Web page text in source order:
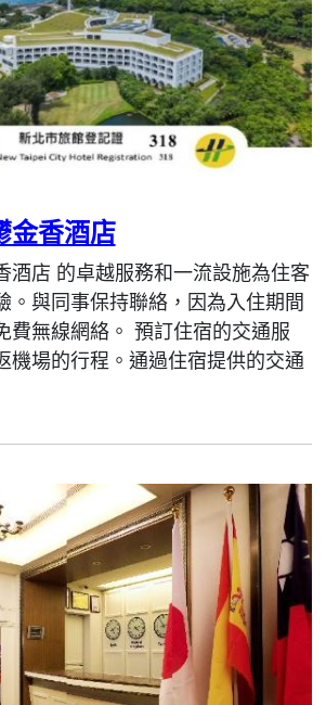
金香酒店
酒店 的卓越服務和一流設施為住客
。與同事保持聯絡，因為入住期間
費無線網絡。 預訂住宿的交通服
機場的行程。通過住宿提供的交通